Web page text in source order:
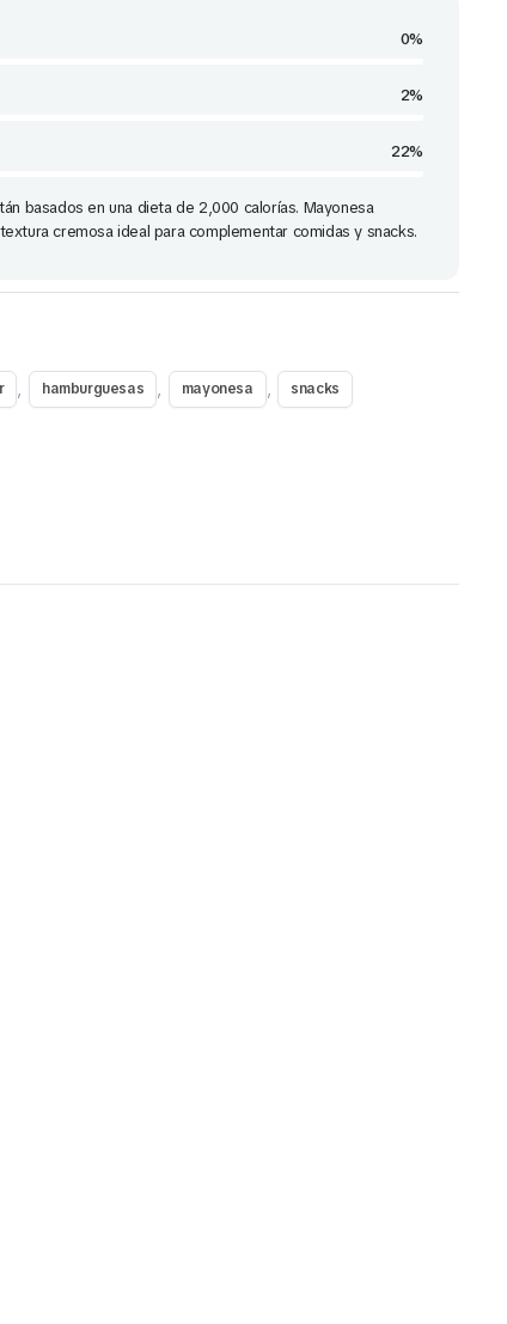
0%
2%
22%
basados en una dieta de 2,000 calorías. Mayonesa
cremosa ideal para complementar comidas y snacks.
, hamburguesas , mayonesa , snacks